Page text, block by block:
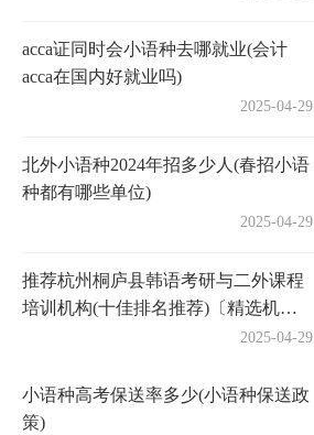
acca证同时会小语种去哪就业(会计
acca在国内好就业吗)
2025-04-29
北外小语种2024年招多少人(春招小语
种都有哪些单位)
2025-04-29
推荐杭州桐庐县韩语考研与二外课程
培训机构(十佳排名推荐)〔精选机构
2025-04-29
小语种高考保送率多少(小语种保送政
策)